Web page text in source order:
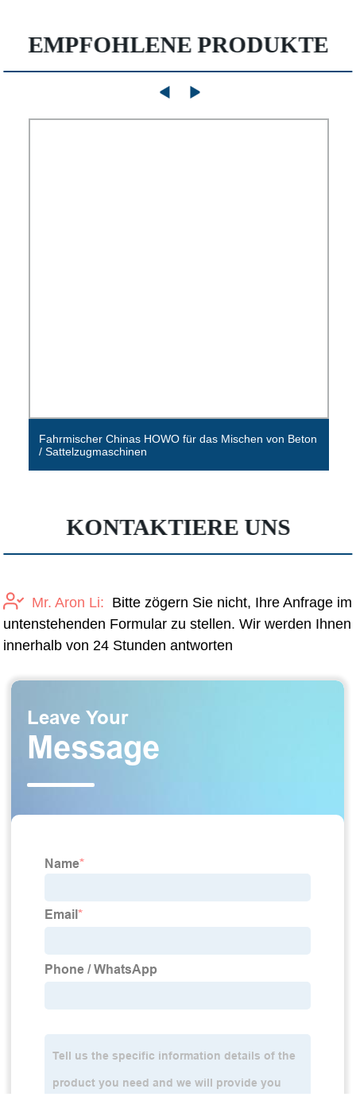
EMPFOHLENE PRODUKTE
Fahrmischer Chinas HOWO für das Mischen von Beton
/ Sattelzugmaschinen
KONTAKTIERE UNS
Mr. Aron Li: Bitte zögern Sie nicht, Ihre Anfrage im
untenstehenden Formular zu stellen. Wir werden Ihnen
innerhalb von 24 Stunden antworten